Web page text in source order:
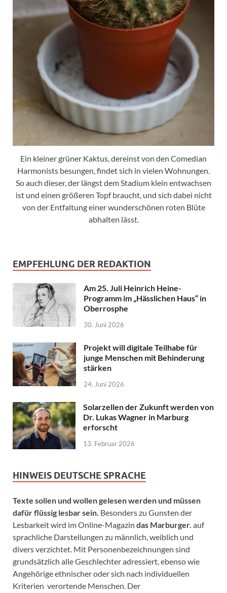
Ein kleiner grüner Kaktus, dereinst von den Comedian
Harmonists besungen, findet sich in vielen Wohnungen.
So auch dieser, der längst dem Stadium klein entwachsen
ist und einen größeren Topf braucht, und sich dabei nicht
von der Entfaltung einer wunderschönen roten Blüte
abhalten lässt.
EMPFEHLUNG DER REDAKTION
Am 25. Juli Heinrich Heine-
Programm im „Hässlichen Haus“ in
Oberrosphe
30. Juni 2026
Projekt will digitale Teilhabe für
junge Menschen mit Behinderung
stärken
24. Juni 2026
Solarzellen der Zukunft werden von
Dr. Lukas Wagner in Marburg
erforscht
13. Februar 2026
HINWEIS DEUTSCHE SPRACHE
Texte sollen und wollen gelesen werden und müssen
dafür flüssig lesbar sein. Besonders zu Gunsten der
Lesbarkeit wird im Online-Magazin das Marburger. auf
sprachliche Darstellungen zu männlich, weiblich und
divers verzichtet. Mit Personenbezeichnungen sind
grundsätzlich alle Geschlechter adressiert, ebenso wie
Angehörige ethnischer oder sich nach individuellen
Kriterien verortende Menschen. Der